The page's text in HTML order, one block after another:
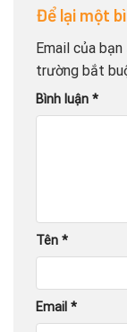
Để lại một
Email của
trường bắt
Bình luận *
Tên *
Email *